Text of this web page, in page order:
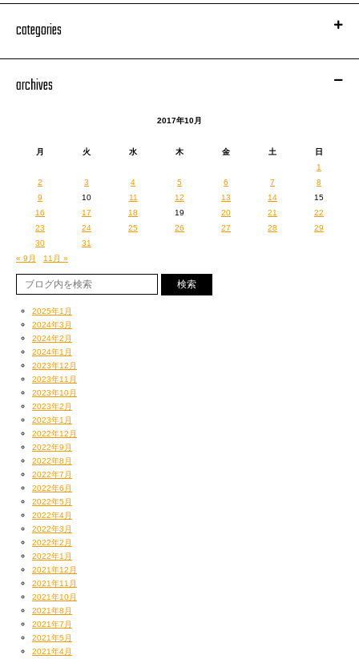
categories
archives
2017年10月
月 火 水 木 金 土
日
1
2
3 4 5 6 7
8
9
10 11 12 13 14
15
16
17 18 19 20 21
22
23
24 25 26 27 28
29
30
31
« 9月
11月 »
2025年1月
2024年3月
2024年2月
2024年1月
2023年12月
2023年11月
2023年10月
2023年2月
2023年1月
2022年12月
2022年9月
2022年8月
2022年7月
2022年6月
2022年5月
2022年4月
2022年3月
2022年2月
2022年1月
2021年12月
2021年11月
2021年10月
2021年8月
2021年7月
2021年5月
2021年4月